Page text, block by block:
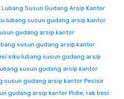
Lubang Susun Gudang Arsip Kantor
lubang susun gudang arsip kantor
gudang arsip kantor
susun gudang arsip kantor
siku lubang susun gudang arsip
susun gudang arsip kantor
susun gudang arsip kantor Pesisir
gudang arsip kantor Pidie, rak besi